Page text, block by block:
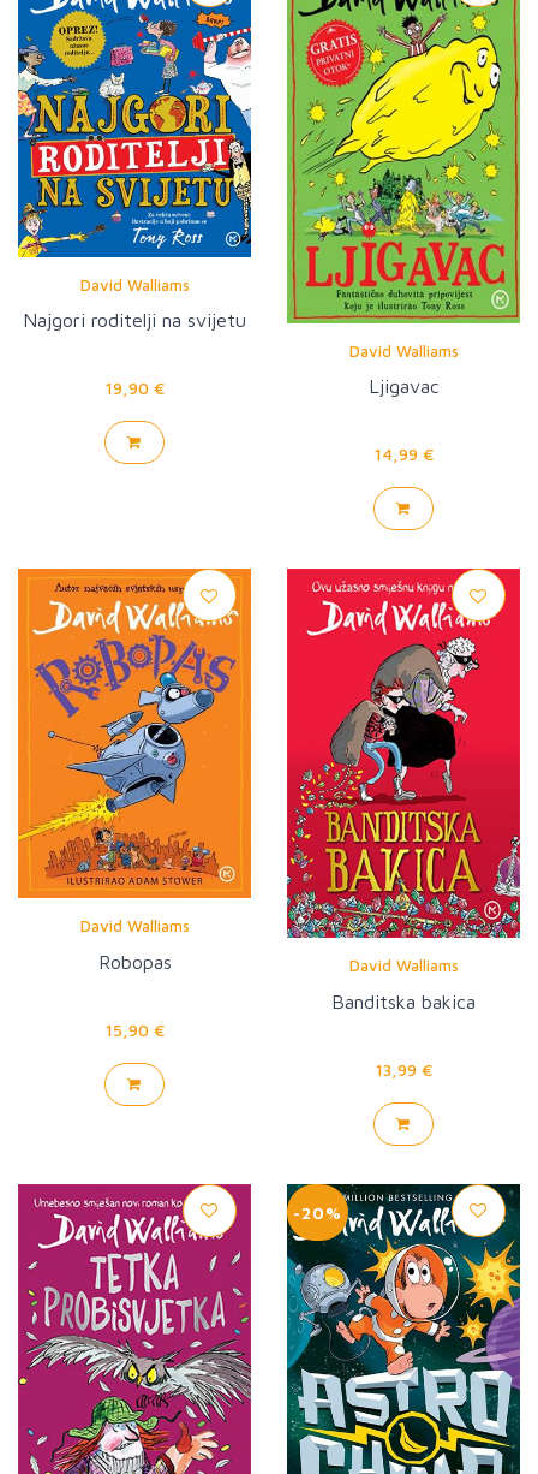
David Walliams
Najgori roditelji na svijetu
19,90 €
David Walliams
Ljigavac
14,99 €
David Walliams
Robopas
15,90 €
David Walliams
Banditska bakica
13,99 €
-20%